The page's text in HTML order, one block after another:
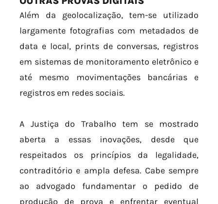
Além da geolocalização, tem-se utilizado
largamente fotografias com metadados de
data e local, prints de conversas, registros
em sistemas de monitoramento eletrônico e
até mesmo movimentações bancárias e
registros em redes sociais.
A Justiça do Trabalho tem se mostrado
aberta a essas inovações, desde que
respeitados os princípios da legalidade,
contraditório e ampla defesa. Cabe sempre
ao advogado fundamentar o pedido de
produção de prova e enfrentar eventual